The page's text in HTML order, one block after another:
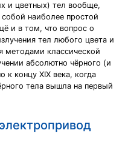
и цветных) тел вообще,
наиболее простой
и в том, что вопрос о
тел любого цвета и
методами классической
абсолютно чёрного (и
к концу XIX века, когда
тела вышла на первый